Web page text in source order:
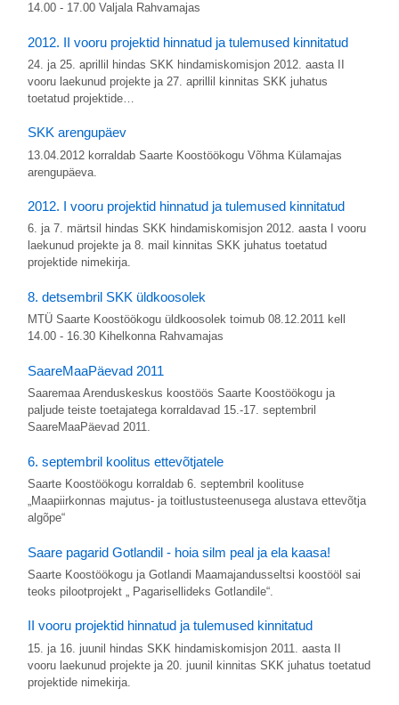
14.00 - 17.00 Valjala Rahvamajas
2012. II vooru projektid hinnatud ja tulemused kinnitatud
24. ja 25. aprillil hindas SKK hindamiskomisjon 2012. aasta II
vooru laekunud projekte ja 27. aprillil kinnitas SKK juhatus
toetatud projektide…
SKK arengupäev
13.04.2012 korraldab Saarte Koostöökogu Võhma Külamajas
arengupäeva.
2012. I vooru projektid hinnatud ja tulemused kinnitatud
6. ja 7. märtsil hindas SKK hindamiskomisjon 2012. aasta I vooru
laekunud projekte ja 8. mail kinnitas SKK juhatus toetatud
projektide nimekirja.
8. detsembril SKK üldkoosolek
MTÜ Saarte Koostöökogu üldkoosolek toimub 08.12.2011 kell
14.00 - 16.30 Kihelkonna Rahvamajas
SaareMaaPäevad 2011
Saaremaa Arenduskeskus koostöös Saarte Koostöökogu ja
paljude teiste toetajatega korraldavad 15.-17. septembril
SaareMaaPäevad 2011.
6. septembril koolitus ettevõtjatele
Saarte Koostöökogu korraldab 6. septembril koolituse
„Maapiirkonnas majutus- ja toitlustusteenusega alustava ettevõtja
algõpe“
Saare pagarid Gotlandil - hoia silm peal ja ela kaasa!
Saarte Koostöökogu ja Gotlandi Maamajandusseltsi koostööl sai
teoks pilootprojekt „ Pagarisellideks Gotlandile“.
II vooru projektid hinnatud ja tulemused kinnitatud
15. ja 16. juunil hindas SKK hindamiskomisjon 2011. aasta II
vooru laekunud projekte ja 20. juunil kinnitas SKK juhatus toetatud
projektide nimekirja.